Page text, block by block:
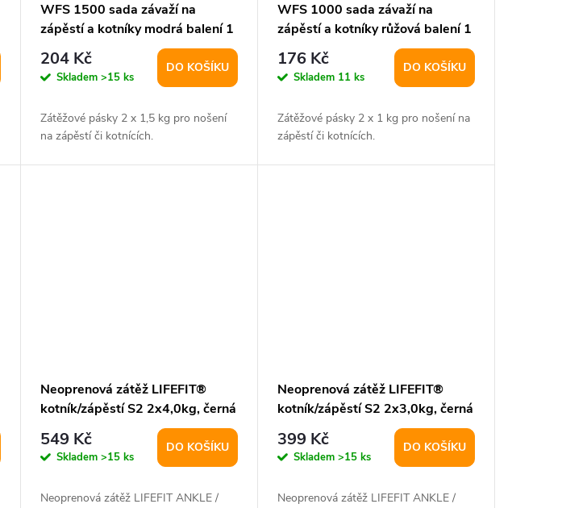
WFS 1500 sada závaží na
zápěstí a kotníky modrá balení 1
pár
204 Kč
Skladem >15 ks
DO KOŠÍKU
Zátěžové pásky 2 x 1,5 kg pro nošení
na zápěstí či kotnících.
WFS 1000 sada závaží na
zápěstí a kotníky růžová balení 1
pár
176 Kč
Skladem 11 ks
DO KOŠÍKU
Zátěžové pásky 2 x 1 kg pro nošení na
zápěstí či kotnících.
Neoprenová zátěž LIFEFIT®
kotník/zápěstí S2 2x4,0kg, černá
549 Kč
Skladem >15 ks
DO KOŠÍKU
Neoprenová zátěž LIFEFIT ANKLE /
Neoprenová zátěž LIFEFIT®
kotník/zápěstí S2 2x3,0kg, černá
399 Kč
Skladem >15 ks
DO KOŠÍKU
Neoprenová zátěž LIFEFIT ANKLE /